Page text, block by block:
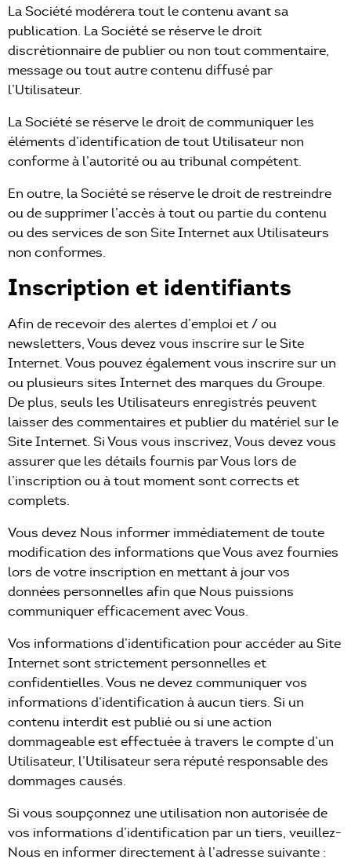
La Société modérera tout le contenu avant sa
publication. La Société se réserve le droit
discrétionnaire de publier ou non tout commentaire,
message ou tout autre contenu diffusé par
l’Utilisateur.
La Société se réserve le droit de communiquer les
éléments d’identification de tout Utilisateur non
conforme à l’autorité ou au tribunal compétent.
En outre, la Société se réserve le droit de restreindre
ou de supprimer l’accès à tout ou partie du contenu
ou des services de son Site Internet aux Utilisateurs
non conformes.
Inscription et identifiants
Afin de recevoir des alertes d’emploi et / ou
newsletters, Vous devez vous inscrire sur le Site
Internet. Vous pouvez également vous inscrire sur un
ou plusieurs sites Internet des marques du Groupe.
De plus, seuls les Utilisateurs enregistrés peuvent
laisser des commentaires et publier du matériel sur le
Site Internet. Si Vous vous inscrivez, Vous devez vous
assurer que les détails fournis par Vous lors de
l’inscription ou à tout moment sont corrects et
complets.
Vous devez Nous informer immédiatement de toute
modification des informations que Vous avez fournies
lors de votre inscription en mettant à jour vos
données personnelles afin que Nous puissions
communiquer efficacement avec Vous.
Vos informations d’identification pour accéder au Site
Internet sont strictement personnelles et
confidentielles. Vous ne devez communiquer vos
informations d’identification à aucun tiers. Si un
contenu interdit est publié ou si une action
dommageable est effectuée à travers le compte d’un
Utilisateur, l’Utilisateur sera réputé responsable des
dommages causés.
Si vous soupçonnez une utilisation non autorisée de
vos informations d’identification par un tiers, veuillez-
Nous en informer directement à l’adresse suivante :